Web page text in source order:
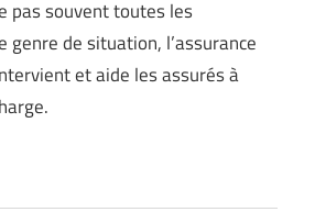
pas souvent toutes les
genre de situation, l’assurance
et aide les assurés à